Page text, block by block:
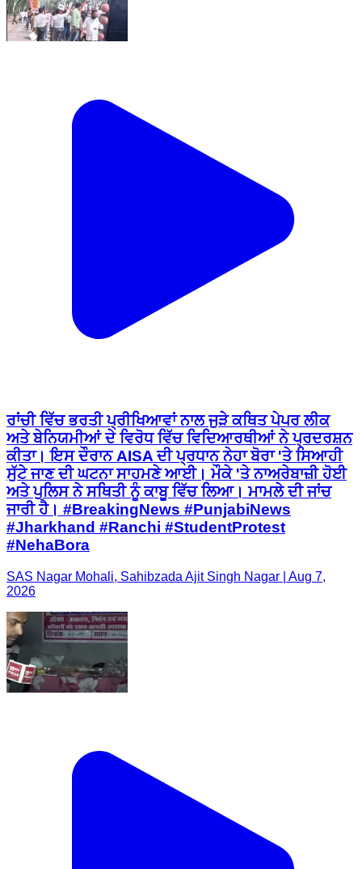
ਰਾਂਚੀ ਵਿੱਚ ਭਰਤੀ ਪ੍ਰੀਖਿਆਵਾਂ ਨਾਲ ਜੁੜੇ ਕਥਿਤ ਪੇਪਰ ਲੀਕ
ਅਤੇ ਬੇਨਿਯਮੀਆਂ ਦੇ ਵਿਰੋਧ ਵਿੱਚ ਵਿਦਿਆਰਥੀਆਂ ਨੇ ਪ੍ਰਦਰਸ਼ਨ
ਕੀਤਾ। ਇਸ ਦੌਰਾਨ AISA ਦੀ ਪ੍ਰਧਾਨ ਨੇਹਾ ਬੋਰਾ 'ਤੇ ਸਿਆਹੀ
ਸੁੱਟੇ ਜਾਣ ਦੀ ਘਟਨਾ ਸਾਹਮਣੇ ਆਈ। ਮੌਕੇ 'ਤੇ ਨਾਅਰੇਬਾਜ਼ੀ ਹੋਈ
ਅਤੇ ਪੁਲਿਸ ਨੇ ਸਥਿਤੀ ਨੂੰ ਕਾਬੂ ਵਿੱਚ ਲਿਆ। ਮਾਮਲੇ ਦੀ ਜਾਂਚ
ਜਾਰੀ ਹੈ। #BreakingNews #PunjabiNews
#Jharkhand #Ranchi #StudentProtest
#NehaBora
SAS Nagar Mohali, Sahibzada Ajit Singh Nagar | Aug 7,
2026